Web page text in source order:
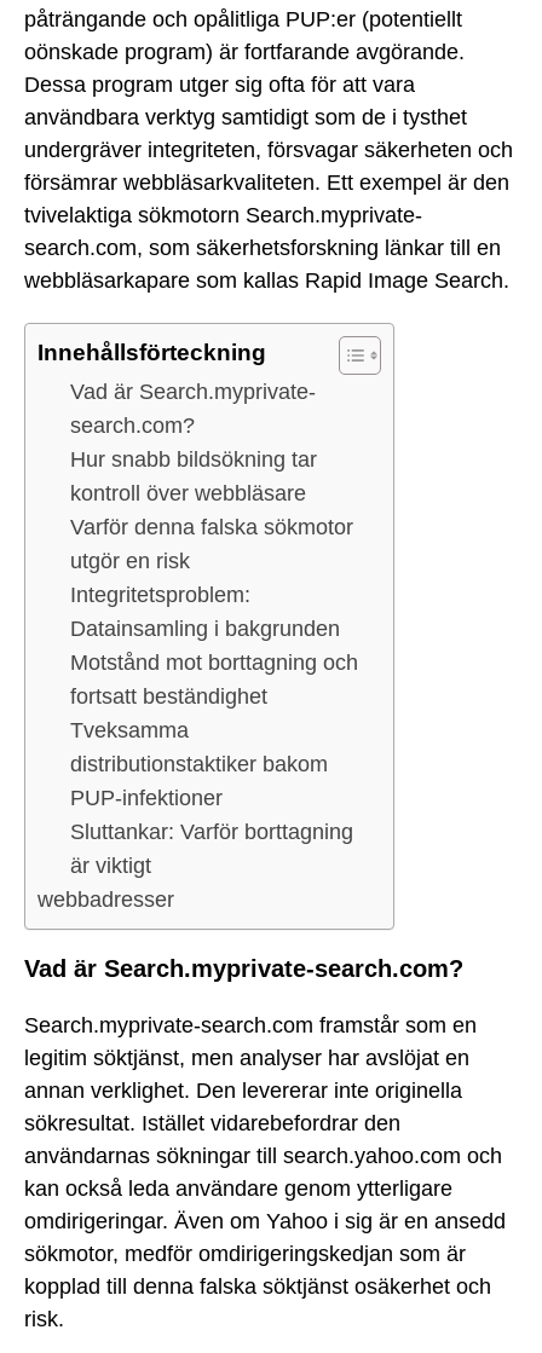
påträngande och opålitliga PUP:er (potentiellt
oönskade program) är fortfarande avgörande.
Dessa program utger sig ofta för att vara
användbara verktyg samtidigt som de i tysthet
undergräver integriteten, försvagar säkerheten och
försämrar webbläsarkvaliteten. Ett exempel är den
tvivelaktiga sökmotorn Search.myprivate-
search.com, som säkerhetsforskning länkar till en
webbläsarkapare som kallas Rapid Image Search.
Innehållsförteckning
Vad är Search.myprivate-
search.com?
Hur snabb bildsökning tar
kontroll över webbläsare
Varför denna falska sökmotor
utgör en risk
Integritetsproblem:
Datainsamling i bakgrunden
Motstånd mot borttagning och
fortsatt beständighet
Tveksamma
distributionstaktiker bakom
PUP-infektioner
Sluttankar: Varför borttagning
är viktigt
webbadresser
Vad är Search.myprivate-search.com?
Search.myprivate-search.com framstår som en
legitim söktjänst, men analyser har avslöjat en
annan verklighet. Den levererar inte originella
sökresultat. Istället vidarebefordrar den
användarnas sökningar till search.yahoo.com och
kan också leda användare genom ytterligare
omdirigeringar. Även om Yahoo i sig är en ansedd
sökmotor, medför omdirigeringskedjan som är
kopplad till denna falska söktjänst osäkerhet och
risk.